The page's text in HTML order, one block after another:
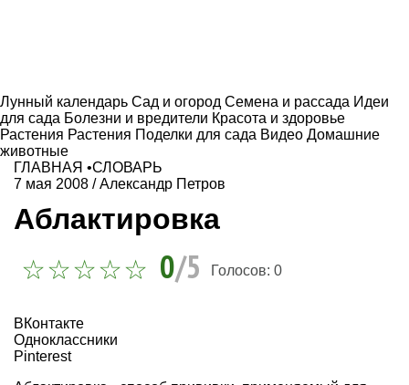
Лунный календарь Сад и огород Семена и рассада Идеи
для сада Болезни и вредители Красота и здоровье
Растения Растения Поделки для сада Видео Домашние
животные
ГЛАВНАЯ •СЛОВАРЬ
7 мая 2008 /Александр Петров
Аблактировка
0/5 Голосов: 0
ВКонтакте
Одноклассники
Pinterest